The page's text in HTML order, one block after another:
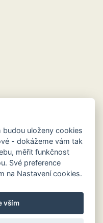
budou uloženy cookies
- dokážeme vám tak
měřit funkčnost
Své preference
na Nastavení cookies.
vším